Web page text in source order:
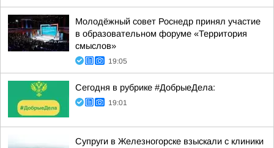
Молодёжный совет Роснедр принял участие
в образовательном форуме «Территория
смыслов»
19:05
Сегодня в рубрике #ДобрыеДела:
19:01
Супруги в Железногорске взыскали с клиники